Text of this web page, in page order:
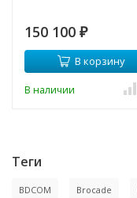
150 100 ₽
В корзину
В наличии
Теги
BDCOM Brocade